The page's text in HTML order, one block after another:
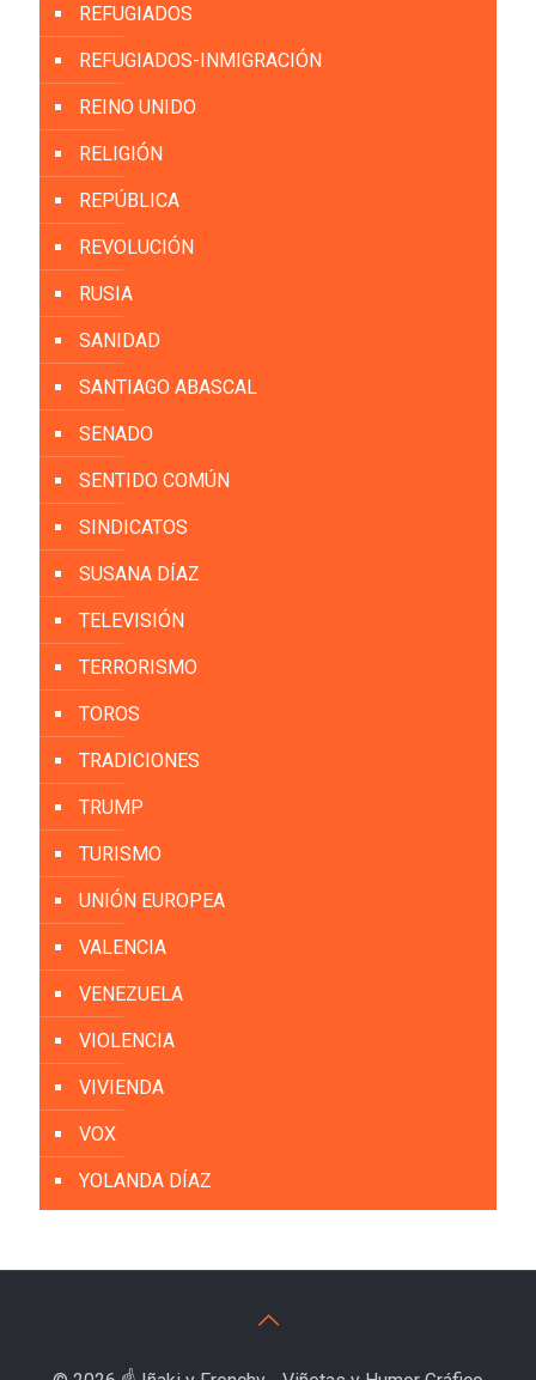
REFUGIADOS
REFUGIADOS-INMIGRACIÓN
REINO UNIDO
RELIGIÓN
REPÚBLICA
REVOLUCIÓN
RUSIA
SANIDAD
SANTIAGO ABASCAL
SENADO
SENTIDO COMÚN
SINDICATOS
SUSANA DÍAZ
TELEVISIÓN
TERRORISMO
TOROS
TRADICIONES
TRUMP
TURISMO
UNIÓN EUROPEA
VALENCIA
VENEZUELA
VIOLENCIA
VIVIENDA
VOX
YOLANDA DÍAZ